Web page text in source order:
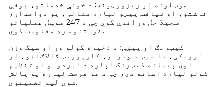
هوټلونه او ریزورټونه: د خونې خدماتو، بوفې
ناشتو، او ضیافت پیښو لپاره مثالی، یو دوامدار،
سجیلا حل وړاندې کوي چې د 24/7 هوټل عملیاتو
غوښتنو سره مقاومت کوي.
کیټرنګ او پیښې: د ذخیره کولو وړ او سپک وزن
لرونکی، دا سیټ د ودونو، کارپوریټ ګالاګانو، او
لوی پیمانه کیټرنګ لپاره د لیږدولو او تنظیم
کولو لپاره اسانه دی، چې د هر فرصت لپاره یو پالش
شوی لید تضمینوي.